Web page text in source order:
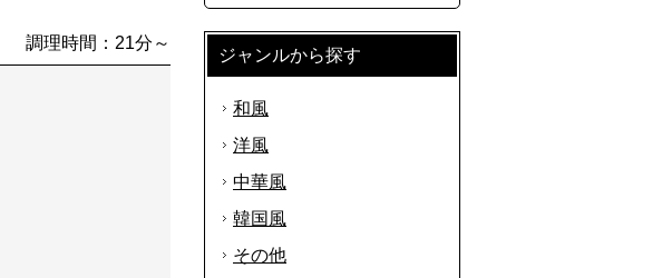
調理時間：21分～
ジャンルから探す
和風
洋風
中華風
韓国風
その他